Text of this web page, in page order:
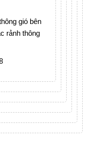
gió bên
rảnh thông